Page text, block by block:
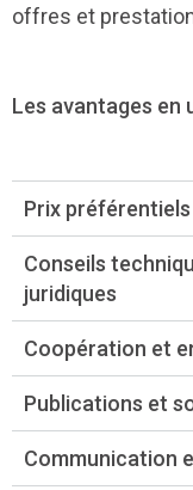
offres et
Les avantages en
Prix
Conseils
juridiques
Coopération et
Publications et
Communication